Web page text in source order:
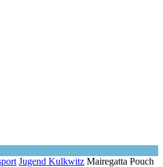
Jugend Kulkwitz Mairegatta Pouch